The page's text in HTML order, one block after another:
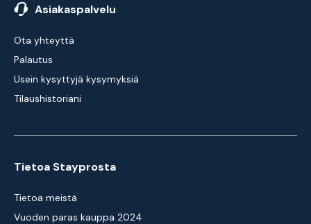
Asiakaspalvelu
Ota yhteyttä
Palautus
Usein kysyttyjä kysymyksiä
Tilaushistoriani
Tietoa Stayprosta
Tietoa meistä
Vuoden paras kauppa 2024